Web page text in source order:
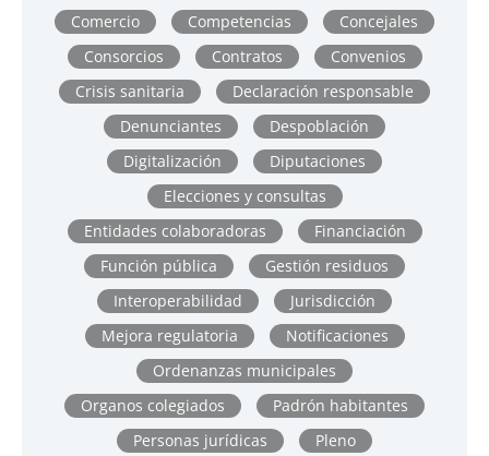
Comercio
Competencias
Concejales
Consorcios
Contratos
Convenios
Crisis sanitaria
Declaración responsable
Denunciantes
Despoblación
Digitalización
Diputaciones
Elecciones y consultas
Entidades colaboradoras
Financiación
Función pública
Gestión residuos
Interoperabilidad
Jurisdicción
Mejora regulatoria
Notificaciones
Ordenanzas municipales
Organos colegiados
Padrón habitantes
Personas jurídicas
Pleno